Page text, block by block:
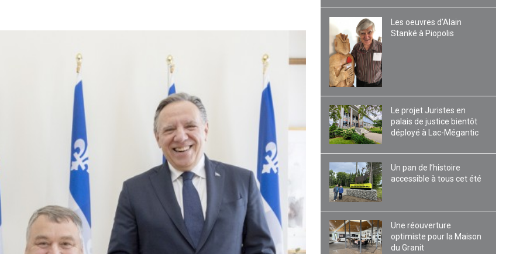
Les oeuvres d’Alain
Stanké à Piopolis
Le projet Juristes en
palais de justice bientôt
déployé à Lac-Mégantic
Un pan de l’histoire
accessible à tous cet été
Une réouverture
optimiste pour la Maison
du Granit